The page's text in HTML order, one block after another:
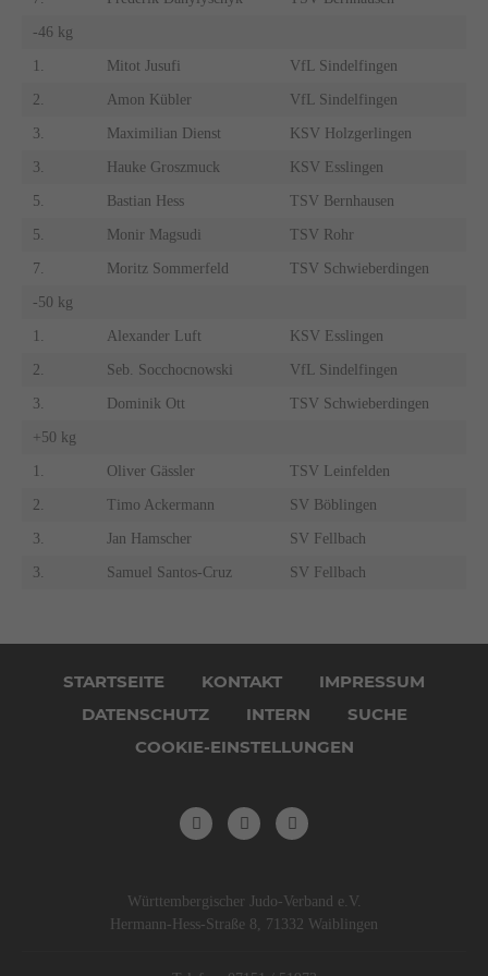
-46 kg
1. Mitot Jusufi VfL Sindelfingen
2. Amon Kübler VfL Sindelfingen
3. Maximilian Dienst KSV Holzgerlingen
3. Hauke Groszmuck KSV Esslingen
5. Bastian Hess TSV Bernhausen
5. Monir Magsudi TSV Rohr
7. Moritz Sommerfeld TSV Schwieberdingen
-50 kg
1. Alexander Luft KSV Esslingen
2. Seb. Socchocnowski VfL Sindelfingen
3. Dominik Ott TSV Schwieberdingen
+50 kg
1. Oliver Gässler TSV Leinfelden
2. Timo Ackermann SV Böblingen
3. Jan Hamscher SV Fellbach
3. Samuel Santos-Cruz SV Fellbach
überspringenSTARTSEITE KONTAKT
IMPRESSUM
DATENSCHUTZ
INTERN
SUCHE
COOKIE-EINSTELLUNGEN
Württembergischer Judo-Verband e.V.
Hermann-Hess-Straße 8, 71332 Waiblingen